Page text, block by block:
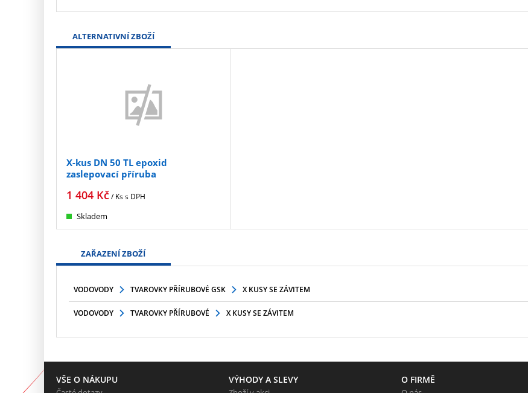
ALTERNATIVNÍ ZBOŽÍ
X-kus DN 50 TL epoxid
zaslepovací příruba
1 404Kč/ Kss DPH
Skladem
ZAŘAZENÍ ZBOŽÍ
VODOVODY TVAROVKY PŘÍRUBOVÉ GSK X KUSY SE ZÁVITEM
VODOVODY TVAROVKY PŘÍRUBOVÉ X KUSY SE ZÁVITEM
VŠE O NÁKUPU VÝHODY A SLEVY O FIRMĚ